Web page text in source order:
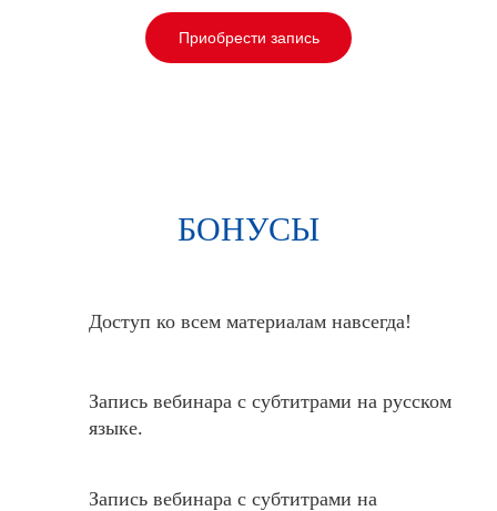
Приобрести запись
БОНУСЫ
Доступ ко всем материалам навсегда!
Запись вебинара с субтитрами на русском
языке.
Запись вебинара с субтитрами на